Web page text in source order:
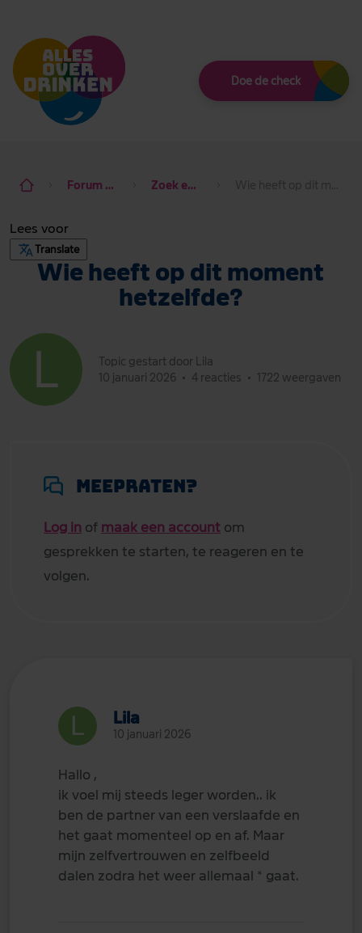
Doe de check
Forum naast ons Zoek een maatje
Lees voor
Translate
Wie heeft op dit moment
hetzelfde?
Topic gestart door Lila
10 januari 2026
• 4 reacties • 1722 weergaven
Meepraten?
Log in of maak een account om
gesprekken te starten, te reageren en te
volgen.
Lila
10 januari 2026
Hallo ,
ik voel mij steeds leger worden.. ik
ben de partner van een verslaafde en
het gaat momenteel op en af. Maar
mijn zelfvertrouwen en zelfbeeld
dalen zodra het weer allemaal * gaat.